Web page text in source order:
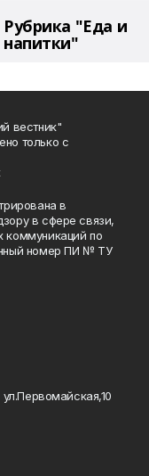
Рубрика "Еда и
напитки"
вестник"
только с
в
в сфере связи,
коммуникаций по
номер ПИ № ТУ